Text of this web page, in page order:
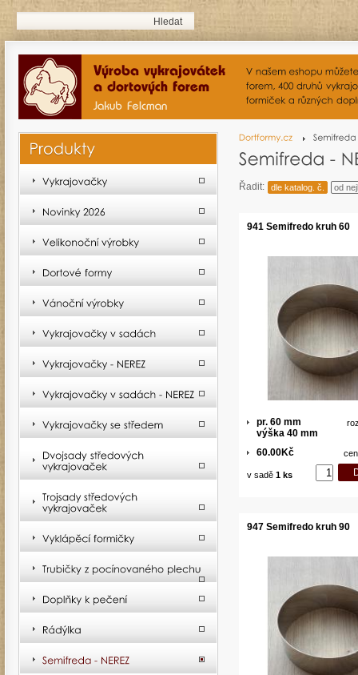
Řadit: dle katalog. č. od
941 Semifredo kruh 60
pr. 60 mm
výška 40 mm
60.00Kč
v sadě 1 ks
947 Semifredo kruh 90